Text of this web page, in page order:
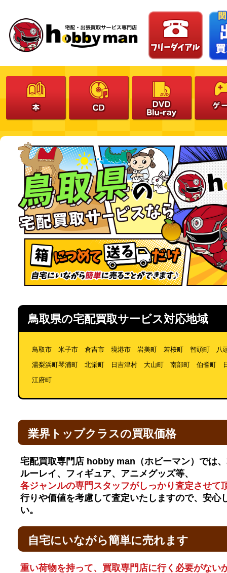
鳥取県の宅配買取サービス対応地域
鳥取市 米子市 倉吉市 境港市 岩美町 若桜町 智頭町 八
湯梨浜町琴浦町 北栄町 日吉津村 大山町 南部町 伯耆町
江府町
業界トップクラスの買取価格
宅配買取専門店 hobby man（ホビーマン）では
ルーレイ、フィギュア、アニメグッズ等、
各ジャンルの専門スタッフがしっかり査定させて
行りや価値を考慮して査定いたしますので、安心
い。
自宅にいながら簡単に売れます
重い荷物を持って、買取専門店に行く必要がない